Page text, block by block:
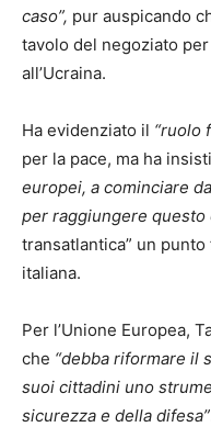
caso”, pur auspicando
tavolo del negoziato
all’Ucraina.
Ha evidenziato il “ruolo
per la pace, ma ha
europei, a cominciare
per raggiungere questo
transatlantica” un
italiana.
Per l’Unione Europea,
che “debba riformare il
suoi cittadini uno
sicurezza e della difesa”